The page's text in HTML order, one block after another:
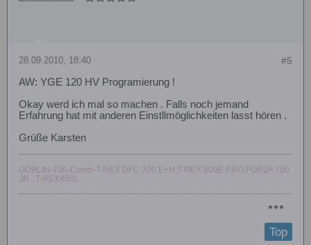
#5
28.09.2010, 18:40
AW: YGE 120 HV Programierung !
Okay werd ich mal so machen . Falls noch jemand
Erfahrung hat mit anderen Einstllmöglichkeiten lasst hören .
Grüße Karsten
GOBLIN-700-Comp-T-REX DFC 700 E+N,T-REX 800E PRO,FORZA 700
JR , T-REX450L
Top